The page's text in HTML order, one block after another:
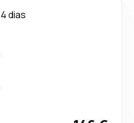
4 dias